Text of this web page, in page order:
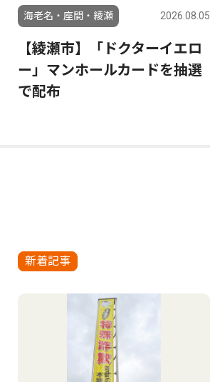
海老名・座間・綾瀬 2026.08.05
【綾瀬市】「ドクターイエロ
ー」マンホールカードを抽選
で配布
新着記事